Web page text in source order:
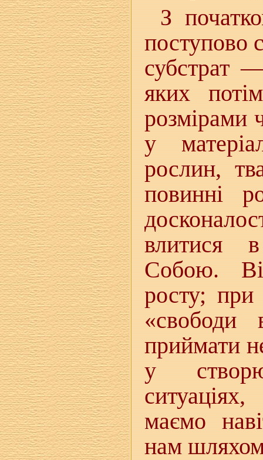
З
поступово
субстрат
яких
розмірами
у
рослин,
повинні
влитися
Собою.
росту; при
«свободи
приймати
у
маємо
нам